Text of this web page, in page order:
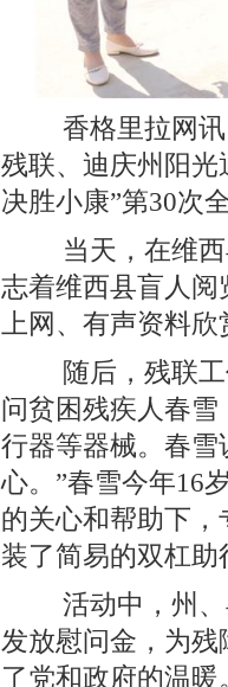
香格里拉网讯
残联、迪庆州阳光
决胜小康”第30次
当天，在维西
志着维西县盲人
上网、有声资料
随后，残联工
问贫困残疾人春
行器等器械。春雪
心。”春雪今年16
的关心和帮助下
装了简易的双杠
活动中，州、
发放慰问金，为
了党和政府的温